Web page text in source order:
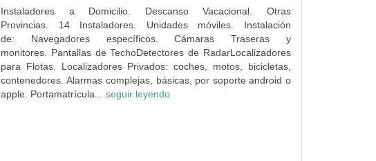
Instaladores a Domicilio. Descanso Vacacional. Otras
Provincias. 14 Instaladores. Unidades móviles. Instalación
de: Navegadores específicos. Cámaras Traseras y
monitores. Pantallas de TechoDetectores de RadarLocalizadores
para Flotas. Localizadores Privados: coches, motos, bicicletas,
contenedores. Alarmas complejas, básicas, por soporte android o
apple. Portamatrícula... seguir leyendo